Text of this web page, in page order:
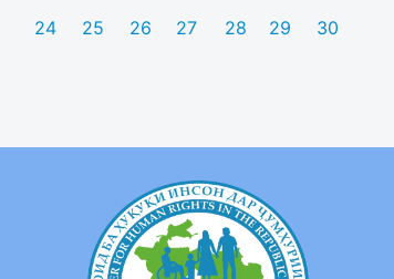
24 25 26 27 28 29 30